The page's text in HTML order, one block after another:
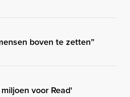
boven te zetten”
voor Read'